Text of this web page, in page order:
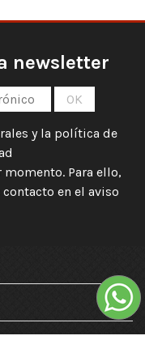
newsletter
y la política de
Para ello,
en el aviso